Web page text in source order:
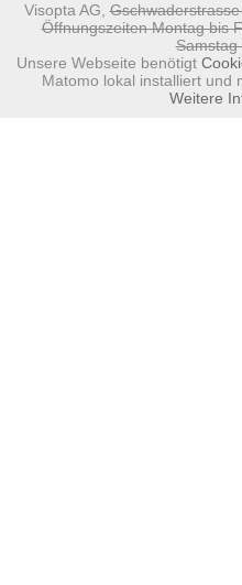
Visopta AG,
Öffnungszeiten Montag bis
Samstag
Unsere Webseite benötigt
Matomo lokal installiert und
Weitere